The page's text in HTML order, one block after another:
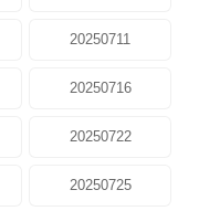
20250711
20250716
20250722
20250725